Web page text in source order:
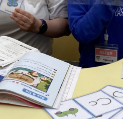
ラボ
の声